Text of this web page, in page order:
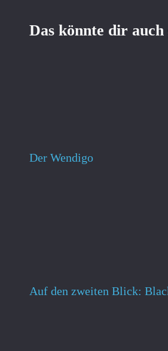
Das könnte dir auch
Der Wendigo
Auf den zweiten Blick: